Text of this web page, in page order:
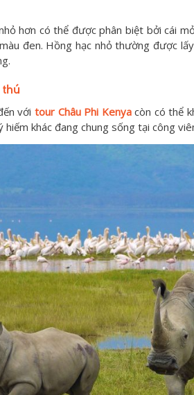
hơn có thể được phân biệt bởi cái
đen. Hồng hạc nhỏ thường được
với tour Châu Phi Kenyacòn có thể
khác đang chung sống tại công